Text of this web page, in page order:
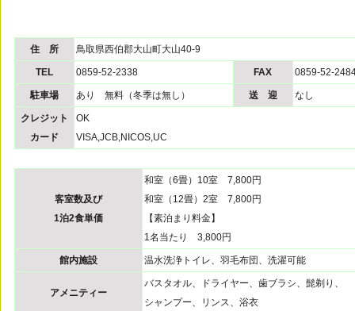
住 所 鳥取県西伯郡大山町大山40-9
TEL 0859-52-2338 FAX 0859-52-
駐車場 あり 無料（冬季は無し） 送 迎 なし
クレジット
カード
OK
VISA,JCB,NICOS,UC
客室数及び
1泊2食単価
和室（6畳）10室 7,800円
和室（12畳）2室 7,800円
【素泊まり料金】
1名当たり 3,800円
館内施設 温水洗浄トイレ、羽毛布団、洗濯可能
アメニティー
バスタオル、ドライヤー、歯ブラシ、髭剃り、
シャンプー、リンス、浴衣